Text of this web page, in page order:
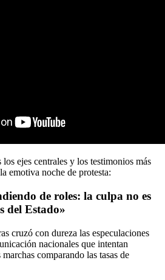
ejes centrales y los testimonios más
emotiva noche de protesta:
de roles: la culpa no es
del Estado»
cruzó con dureza las especulaciones
nacionales que intentan
comparando las tasas de